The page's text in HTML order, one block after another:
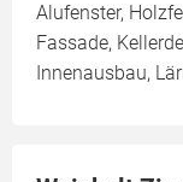
Alufenster,
Fassade,
Innenausbau,